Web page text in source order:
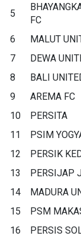
5
FC
6 MALUT
7
DEWA
8
BALI
9
AREMA FC
10
PERSITA
11
PSIM
12
PERSIK
13
PERSIJAP
14
MADURA
15
PSM
16
PERSIS